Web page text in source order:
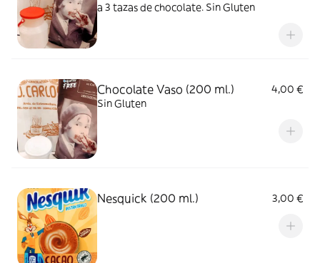
a 3 tazas de chocolate. Sin Gluten
Chocolate Vaso (200 ml.)
4,00 €
Sin Gluten
Nesquick (200 ml.) 3,00 €